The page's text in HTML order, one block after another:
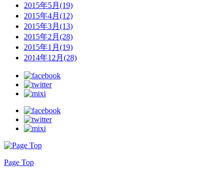
2015年5月(19)
2015年4月(12)
2015年3月(13)
2015年2月(28)
2015年1月(19)
2014年12月(28)
Page Top